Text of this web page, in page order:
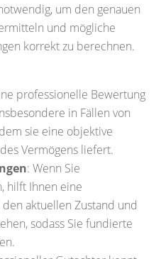
um den genauen
und mögliche
korrekt zu berechnen.
professionelle Bewertung
in Fällen von
sie eine objektive
Vermögens liefert.
: Wenn Sie
hilft Ihnen eine
aktuellen Zustand und
sodass Sie fundierte